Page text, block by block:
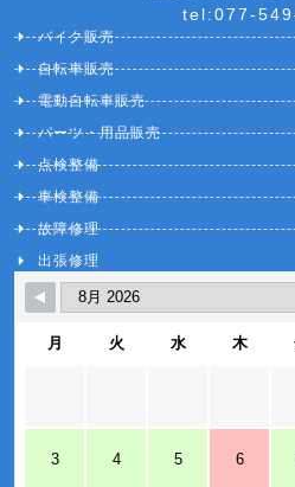
tel:077-
バイク販売
自転車販売
電動自転車販売
パーツ・用品販売
点検整備
車検整備
故障修理
出張修理
月 火 水 木
3 4 5 6